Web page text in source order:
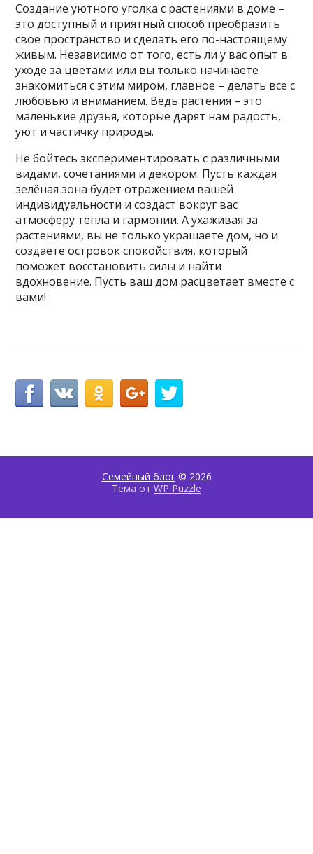
Создание уютного уголка с растениями в доме –
это доступный и приятный способ преобразить
свое пространство и сделать его по-настоящему
живым. Независимо от того, есть ли у вас опыт в
уходе за цветами или вы только начинаете
знакомиться с этим миром, главное – делать все с
любовью и вниманием. Ведь растения – это
маленькие друзья, которые дарят нам радость,
уют и частичку природы.
Не бойтесь экспериментировать с различными
видами, сочетаниями и декором. Пусть каждая
зелёная зона будет отражением вашей
индивидуальности и создаст вокруг вас
атмосферу тепла и гармонии. А ухаживая за
растениями, вы не только украшаете дом, но и
создаете островок спокойствия, который
поможет восстановить силы и найти
вдохновение. Пусть ваш дом расцветает вместе с
вами!
Семейный блог© 2026
Тема от WP Puzzle